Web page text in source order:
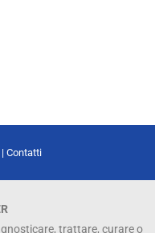
| Contatti
trattare, curare o